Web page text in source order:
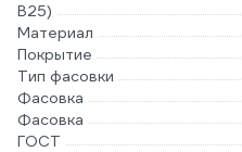
B25)
Материал
Покрытие
Тип фасовки
Фасовка
Фасовка
ГОСТ